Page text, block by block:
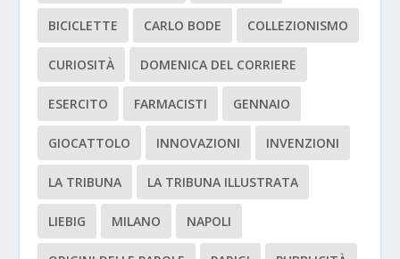
BICICLETTE CARLO BODE COLLEZIONISMO
CURIOSITÀ DOMENICA DEL CORRIERE
ESERCITO FARMACISTI GENNAIO
GIOCATTOLO INNOVAZIONI INVENZIONI
LA TRIBUNA LA TRIBUNA ILLUSTRATA
LIEBIG MILANO NAPOLI